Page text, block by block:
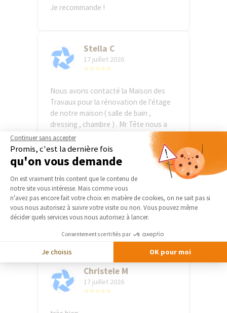
Je recommande !
Stella C
17 juillet 2026
⭐⭐⭐⭐⭐
Nous avons contacté la Maison des
Travaux pour la rénovation de l'étage
de notre maison ( salle de bain ,
dressing , chambre ) . Mr Tête nous a
mis ...
Voir plus
anonymous R
17 juillet 2026
⭐⭐⭐⭐⭐
Très satisfait du professionnalisme
d’Eric Ballereau À l’écoute et réactif
Christele M
17 juillet 2026
⭐⭐⭐⭐⭐
Continuer sans accepter
Promis, c'est la dernière fois
qu'on vous demande
Plateforme de Gestion du
On est vraiment très content que le contenu de
notre site vous intéresse. Mais comme vous
n'avez pas encore fait votre choix en matière de cookies, on ne sait pas si
vous nous autorisez à suivre votre visite ou non. Vous pouvez même
décider quels services vous nous autorisez à lancer.
Consentements certifiés par
Je choisis OK pour moi
Axeptio consent